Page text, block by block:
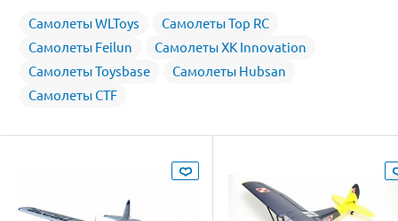
Самолеты WLToys
Самолеты Top RC
Самолеты Feilun
Самолеты XK Innovation
Самолеты Toysbase
Самолеты Hubsan
Самолеты CTF